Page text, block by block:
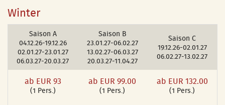
Winter
Saison A
04.12.26-19.12.26
02.01.27-23.01.27
06.03.27-20.03.27
Saison B
23.01.27-06.02.27
13.02.27-06.03.27
20.03.27-11.04.27
Saison C
19.12.26-02.01.27
06.02.27-13.02.27
ab EUR 93
(1 Pers.)
ab EUR 99.00
(1 Pers.)
ab EUR 132.00
(1 Pers.)